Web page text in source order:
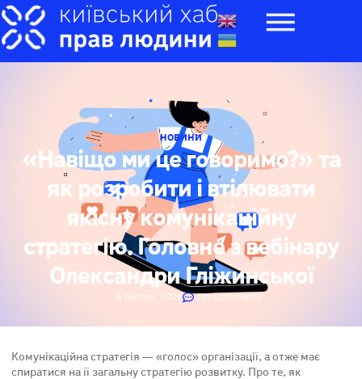
НОВИНИ
«Навіщо ми це говоримо?» та
як розробити і втілювати
якісну комунікаційну
стратегію. Головне з вебінару
Олександри Гліжинської
6 Квітня, 2026 No Comments
Комунікаційна стратегія — «голос» організації, а отже має
спиратися на її загальну стратегію розвитку. Про те, як